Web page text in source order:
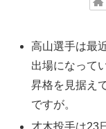
高山選手は最
出場になって
昇格を見据え
ですが。
才木投手は23